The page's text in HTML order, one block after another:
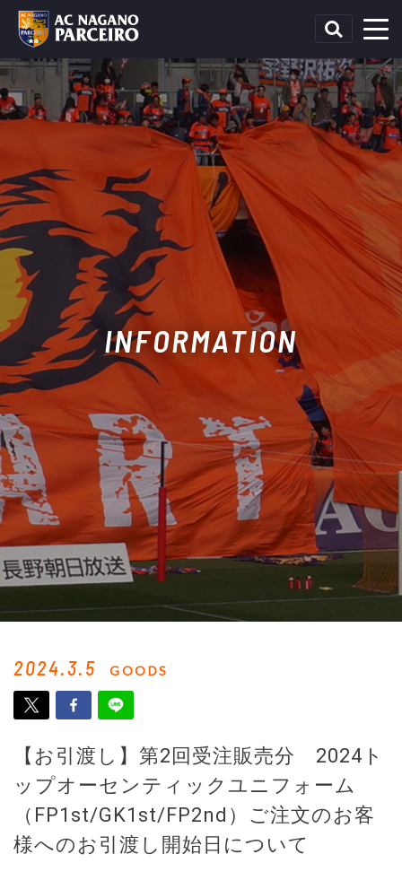
INFORMATION
2024.3.5 GOODS
【お引渡し】第2回受注販売分 2024ト
ップオーセンティックユニフォーム
（FP1st/GK1st/FP2nd）ご注文のお客
様へのお引渡し開始日について